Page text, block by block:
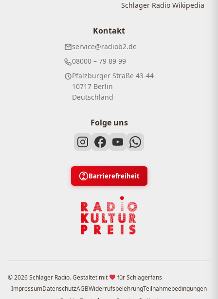
Schlager Radio Wikipedia
Kontakt
service@radiob2.de
08000 – 79 89 99
Pfalzburger Straße 43-44
10717 Berlin
Deutschland
Folge uns
Barrierefreiheit
© 2026 Schlager Radio. Gestaltet mit
für Schlagerfans
ImpressumDatenschutzAGBWiderrufsbelehrungTeilnahmebedingungen